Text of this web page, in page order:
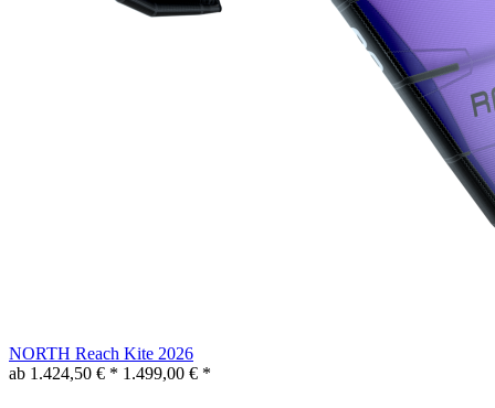
NORTH Reach Kite 2026
ab 1.424,50 € * 1.499,00 € *